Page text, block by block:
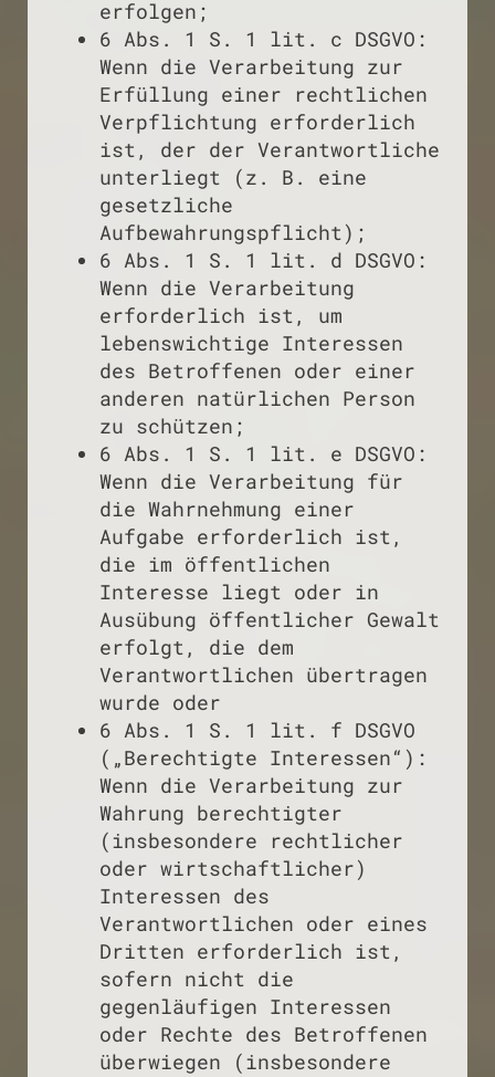
erfolgen;
6 Abs. 1 S. 1 lit. c DSGVO:
Wenn die Verarbeitung zur
Erfüllung einer rechtlichen
Verpflichtung erforderlich
ist, der der Verantwortliche
unterliegt (z. B. eine
gesetzliche
Aufbewahrungspflicht);
6 Abs. 1 S. 1 lit. d DSGVO:
Wenn die Verarbeitung
erforderlich ist, um
lebenswichtige Interessen
des Betroffenen oder einer
anderen natürlichen Person
zu schützen;
6 Abs. 1 S. 1 lit. e DSGVO:
Wenn die Verarbeitung für
die Wahrnehmung einer
Aufgabe erforderlich ist,
die im öffentlichen
Interesse liegt oder in
Ausübung öffentlicher Gewalt
erfolgt, die dem
Verantwortlichen übertragen
wurde oder
6 Abs. 1 S. 1 lit. f DSGVO
(„Berechtigte Interessen“):
Wenn die Verarbeitung zur
Wahrung berechtigter
(insbesondere rechtlicher
oder wirtschaftlicher)
Interessen des
Verantwortlichen oder eines
Dritten erforderlich ist,
sofern nicht die
gegenläufigen Interessen
oder Rechte des Betroffenen
überwiegen (insbesondere